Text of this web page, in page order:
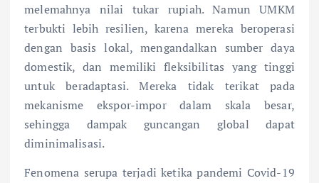
melemahnya nilai tukar rupiah. Namun UMKM
terbukti lebih resilien, karena mereka beroperasi
dengan basis lokal, mengandalkan sumber daya
domestik, dan memiliki fleksibilitas yang tinggi
untuk beradaptasi. Mereka tidak terikat pada
mekanisme ekspor-impor dalam skala besar,
sehingga dampak guncangan global dapat
diminimalisasi.
Fenomena serupa terjadi ketika pandemi Covid-19